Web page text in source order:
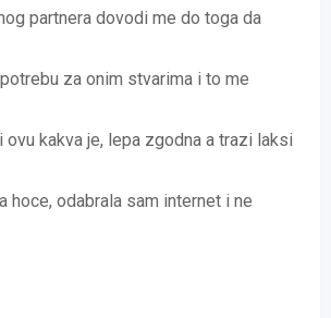
partnera dovodi me do toga da
za onim stvarima i to me
kakva je, lepa zgodna a trazi laksi
hoce, odabrala sam internet i ne